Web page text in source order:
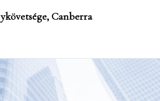
Canberra
menu